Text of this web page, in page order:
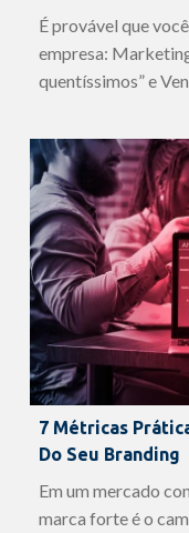
É provável que
empresa:
quentíssimos” e
7 Métricas
Do Seu Branding
Em um mercado
marca forte é o